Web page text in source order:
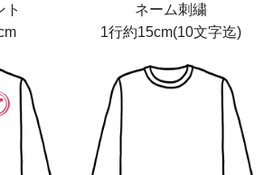
ト
ネーム刺繍
1行約15cm(10文字迄)